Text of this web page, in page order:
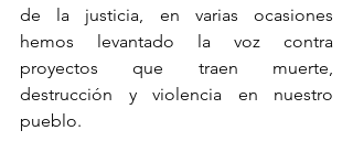
de la justicia, en varias ocasiones
hemos levantado la voz contra
proyectos que traen muerte,
destrucción y violencia en nuestro
pueblo.